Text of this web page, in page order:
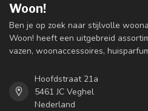
Woon!
Ben je op zoek naar stijlvolle
Woon! heeft een uitgebreid
vazen, woonaccessoires,
Hoofdstraat 21a
5461 JC Veghel
Nederland